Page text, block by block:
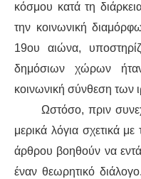
κόσμου κατά τη
την κοινωνική
19ου αιώνα,
δημόσιων χώρων
κοινωνική σύνθεση των
Ωστόσο, πριν
μερικά λόγια σχετικά
άρθρου βοηθούν να
έναν θεωρητικό